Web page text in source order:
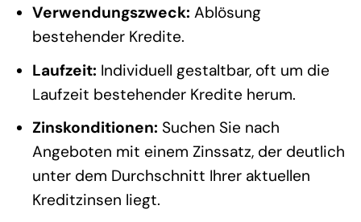
Verwendungszweck: Ablösung
bestehender Kredite.
Laufzeit: Individuell gestaltbar, oft um die
Laufzeit bestehender Kredite herum.
Zinskonditionen: Suchen Sie nach
Angeboten mit einem Zinssatz, der deutlich
unter dem Durchschnitt Ihrer aktuellen
Kreditzinsen liegt.